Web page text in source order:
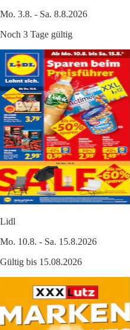
Mo. 3.8. - Sa. 8.8.2026
Noch 3 Tage gültig
Lidl
Mo. 10.8. - Sa. 15.8.2026
Gültig bis 15.08.2026